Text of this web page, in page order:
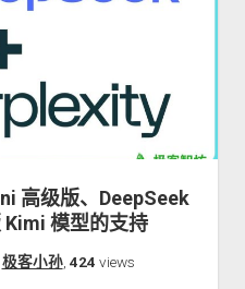
高级版、DeepSeek
模型的支持
极客小孙, 424 views